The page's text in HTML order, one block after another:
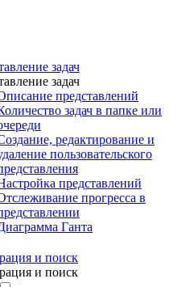
задач
задач
представлений
задач в папке или
редактирование и
пользовательского
представлений
прогресса в
Ганта
и поиск
и поиск